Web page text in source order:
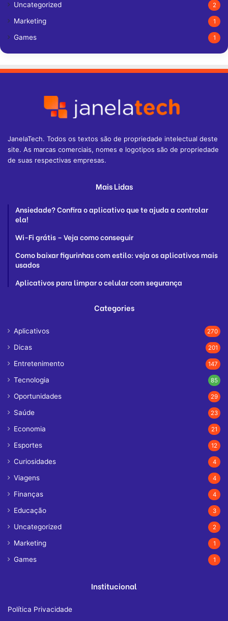
Uncategorized 2
Marketing 1
Games 1
JanelaTech. Todos os textos são de propriedade intelectual deste
site. As marcas comerciais, nomes e logotipos são de propriedade
de suas respectivas empresas.
Mais Lidas
Ansiedade? Confira o aplicativo que te ajuda a controlar
ela!
Wi-Fi grátis – Veja como conseguir
Como baixar figurinhas com estilo: veja os aplicativos mais
usados
Aplicativos para limpar o celular com segurança
Categories
Aplicativos 270
Dicas 201
Entretenimento 147
Tecnologia 85
Oportunidades 29
Saúde 23
Economia 21
Esportes 12
Curiosidades 4
Viagens 4
Finanças 4
Educação 3
Uncategorized 2
Marketing 1
Games 1
Institucional
Política Privacidade